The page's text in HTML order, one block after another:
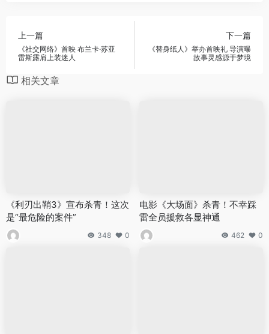
上一篇
《社交网络》首映 布兰卡·苏亚
雷斯露肩上装迷人
下一篇
《替身纸人》举办首映礼 导演曝
故事灵感源于梦境
相关文章
《利刃出鞘3》宣布杀青！这次
是“最危险的案件”
348 0
电影《大场面》杀青！不幸踩
雷全员援救各显神通
462 0